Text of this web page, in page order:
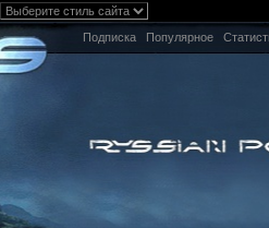
Подписка Популярное